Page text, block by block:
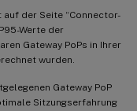
auf der Seite “Connector-
Werte der
Gateway PoPs in Ihrer
wurden.
Gateway PoP
Sitzungserfahrung